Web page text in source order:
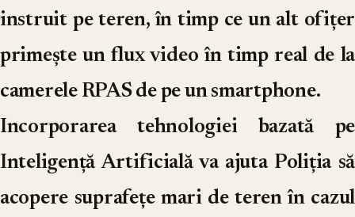
instruit pe teren, în timp ce un alt ofițer
primește un flux video în timp real de la
camerele RPAS de pe un smartphone.
Incorporarea tehnologiei bazată pe
Inteligență Artificială va ajuta Poliția să
acopere suprafețe mari de teren în cazul